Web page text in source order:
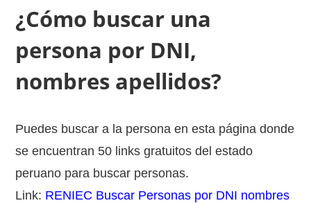
¿Cómo buscar una
persona por DNI,
nombres apellidos?
Puedes buscar a la persona en esta página donde
se encuentran 50 links gratuitos del estado
peruano para buscar personas.
Link: RENIEC Buscar Personas por DNI nombres